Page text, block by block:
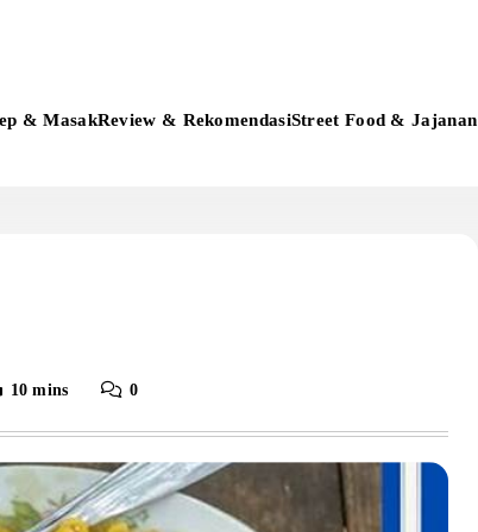
& MasakReview & RekomendasiStreet Food & Jajanan
10 mins 0